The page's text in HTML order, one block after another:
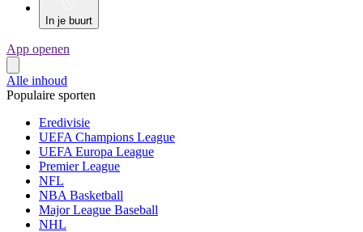
In je buurt
App openen
Alle inhoud
Populaire sporten
Eredivisie
UEFA Champions League
UEFA Europa League
Premier League
NFL
NBA Basketball
Major League Baseball
NHL